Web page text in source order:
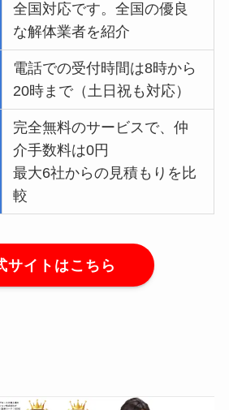
全国対応です。全国の優良
な解体業者を紹介
電話での受付時間は8時から
20時まで（土日祝も対応）
完全無料のサービスで、仲
介手数料は0円
最大6社からの見積もりを比
較
サイトはこちら